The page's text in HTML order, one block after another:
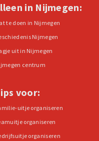
in Nijmegen:
te doen in Nijmegen
Nijmegen
uit in Nijmegen
centrum
voor:
uitje organiseren
organiseren
organiseren